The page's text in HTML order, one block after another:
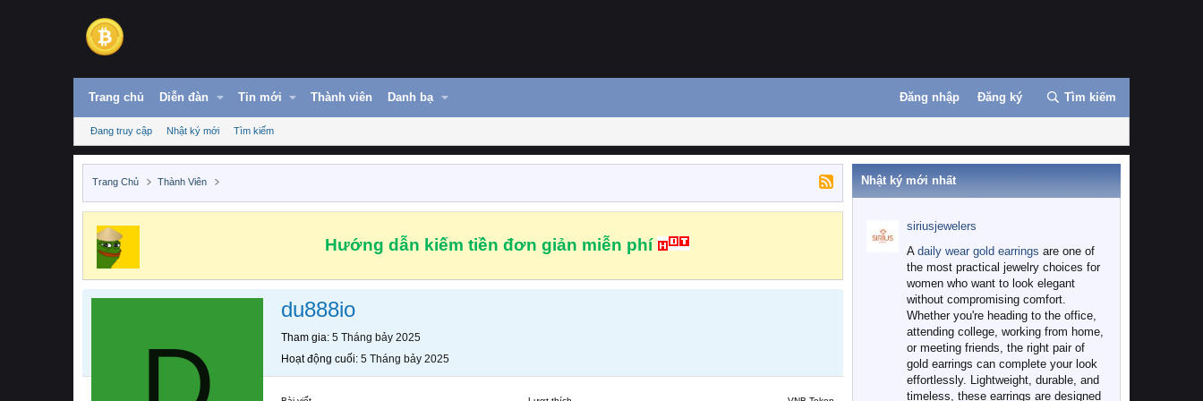
Trang chủ Diễn đàn Tin mới Thành viên Danh bạ Đăng nhập Đăng ký Tìm kiếm
Đang truy cập Nhật ký mới Tìm kiếm
Trang Chủ Thành Viên
Hướng dẫn kiếm tiền đơn giản miễn phí
du888io
Tham gia 5 Tháng bảy 2025
Hoạt động cuối 5 Tháng bảy 2025
Nhật ký mới nhất
siriusjewelers
A daily wear gold earrings are one of
the most practical jewelry choices for
women who want to look elegant
without compromising comfort.
Whether you're heading to the office,
attending college, working from home,
or meeting friends, the right pair of
gold earrings can complete your look
effortlessly. Lightweight, durable, and
timeless, these earrings are designed